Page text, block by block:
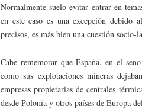
Normalmente suelo evitar entrar en
en este caso es una excepción debido
precisos, es más bien una cuestión socio-
Cabe rememorar que España, en el
como sus explotaciones mineras
empresas propietarias de centrales
desde Polonia y otros países de Europa